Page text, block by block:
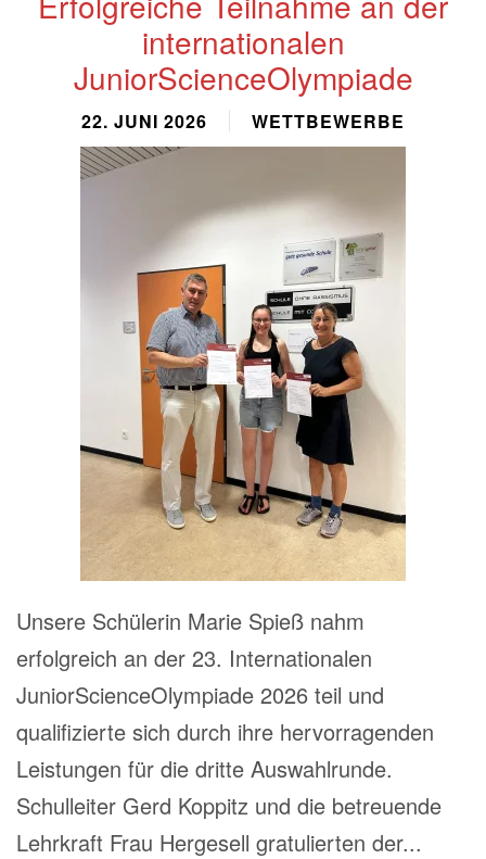
internationalen
JuniorScienceOlympiade
22. JUNI 2026 WETTBEWERBE
Unsere Schülerin Marie Spieß nahm
erfolgreich an der 23. Internationalen
JuniorScienceOlympiade 2026 teil und
qualifizierte sich durch ihre hervorragenden
Leistungen für die dritte Auswahlrunde.
Schulleiter Gerd Koppitz und die betreuende
Lehrkraft Frau Hergesell gratulierten der...